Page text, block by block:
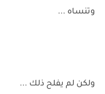
وتنساه ...
ولكن لم يفلح ذلك ...